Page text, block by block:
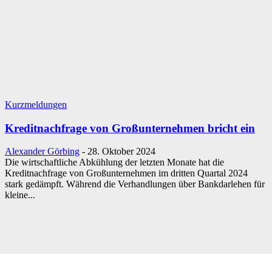
Kurzmeldungen
Kreditnachfrage von Großunternehmen bricht ein
Alexander Görbing - 28. Oktober 2024
Die wirtschaftliche Abkühlung der letzten Monate hat die
Kreditnachfrage von Großunternehmen im dritten Quartal 2024
stark gedämpft. Während die Verhandlungen über Bankdarlehen für
kleine...